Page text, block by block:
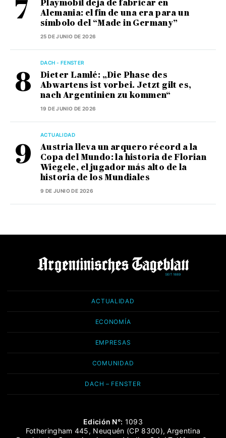
Playmobil deja de fabricar en
Alemania: el fin de una era para un
símbolo del “Made in Germany”
25 DE JUNIO DE 2026
DACH - FENSTER
Dieter Lamlé: „Die Phase des
Abwartens ist vorbei. Jetzt gilt es,
nach Argentinien zu kommen“
19 DE JUNIO DE 2026
ACTUALIDAD
Austria lleva un arquero récord a la
Copa del Mundo: la historia de Florian
Wiegele, el jugador más alto de la
historia de los Mundiales
9 DE JUNIO DE 2026
ACTUALIDAD
ECONOMÍA
EMPRESAS
COMUNIDAD
DACH – FENSTER
Edición N°: 1093
Fotheringham 445, Neuquén (CP 8300), Argentina